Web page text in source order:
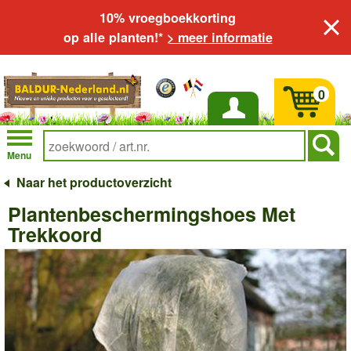
10% vroegboekkorting
op alle planten!* > meer informatie
Inloggen
Menu
0
Naar het productoverzicht
Plantenbeschermingshoes Met
Trekkoord